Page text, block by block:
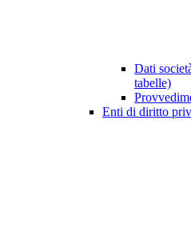
Dati
tabelle)
Enti di diritto